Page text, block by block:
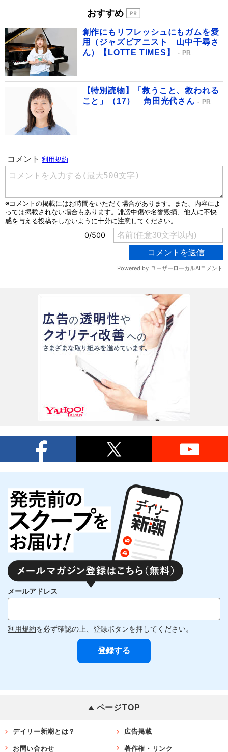
おすすめ
創作にもリフレッシュにもガムを愛
用（ジャズピアニスト 山中千尋さ
ん）【LOTTE TIMES】
PR
【特別読物】「救うこと、救われる
こと」（17） 角田光代さん
PR
メールアドレス
利用規約を必ず確認の上、登録ボタンを押してください。
ページTOP
デイリー新潮とは？ 広告掲載
お問い合わせ 著作権・リンク